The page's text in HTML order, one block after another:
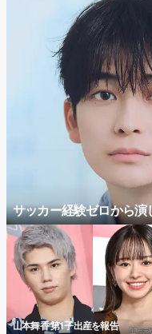
サッカー経験ゼロから演
山本舞香 第1子出産を報告